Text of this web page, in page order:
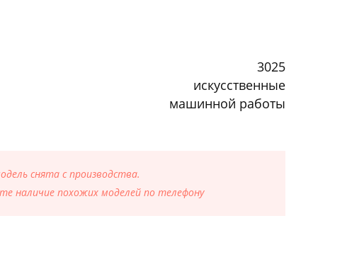
3025
искусственные
машинной работы
снята с производства.
наличие похожих моделей по телефону